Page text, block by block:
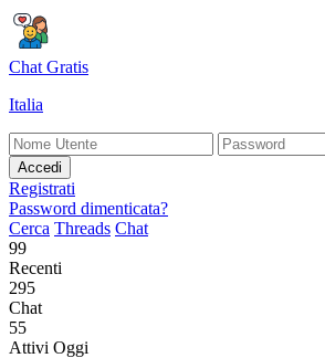
Chat Gratis
Italia
Accedi
Registrati
Password dimenticata?
Cerca Threads Chat
99
Recenti
295
Chat
55
Attivi Oggi